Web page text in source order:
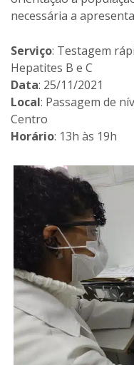
necessária a
Serviço: Testagem
Hepatites B e C
Data: 25/11/2021
Local: Passagem de
Centro
Horário: 13h às 19h